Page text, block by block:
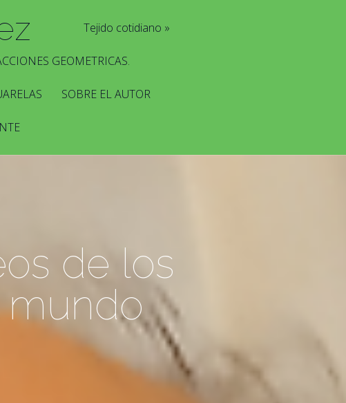
Tejido cotidiano
GEOMETRICAS.
SOBRE EL AUTOR
de los
mundo